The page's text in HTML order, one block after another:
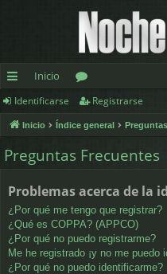
nl
ac
es
pi
d
os
Inicio
or
os
Identificarse Registrarse
Inicio Índice general
Preguntas Frecuentes
Problemas acerca de la
¿Por qué me tengo que registrar?
¿Qué es COPPA? (APPCO)
¿Por qué no puedo registrarme?
Me he registrado ¡y no me puedo
¿Por qué no puedo identificarme?